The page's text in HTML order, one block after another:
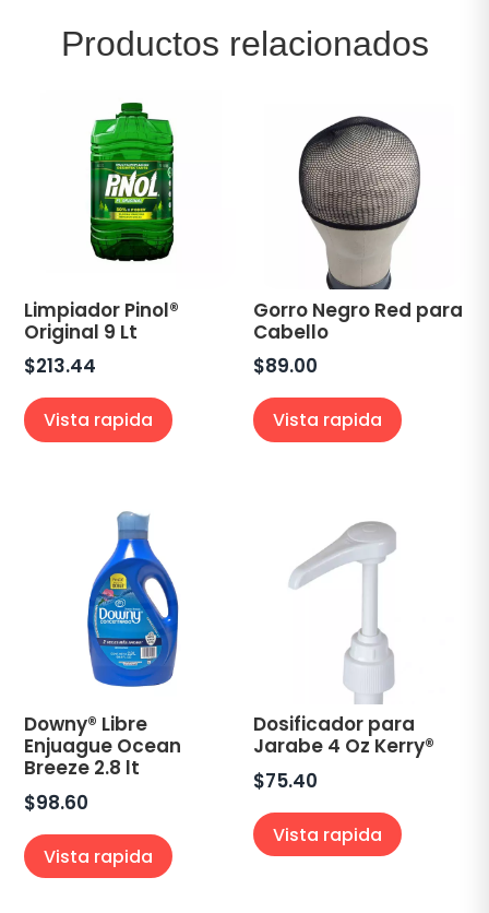
Productos relacionados
Limpiador Pinol®
Original 9 Lt
$213.44
Vista rapida
Gorro Negro Red para
Cabello
$89.00
Vista rapida
Downy® Libre
Enjuague Ocean
Breeze 2.8 lt
$98.60
Vista rapida
Dosificador para
Jarabe 4 Oz Kerry®
$75.40
Vista rapida